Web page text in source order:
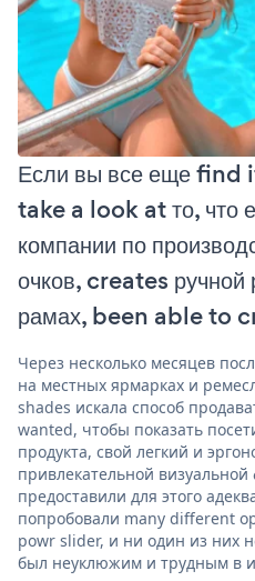
Если вы все еще
take a look at то, что
компании по
очков, creates
рамах, been able to
Через несколько месяцев
на местных ярмарках и
shades искала способ
wanted, чтобы показать
продукта, свой легкий и
привлекательной
предоставили для этого
попробовали many different
powr slider, и ни один из них
был неуклюжим и трудным в